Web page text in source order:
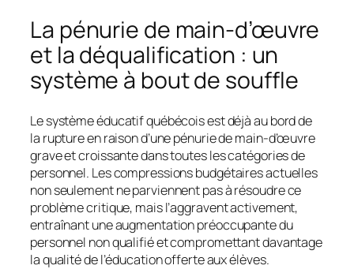
La pénurie de main-d’œuvre
et la déqualification : un
système à bout de souffle
Le système éducatif québécois est déjà au bord de
la rupture en raison d’une pénurie de main-d’œuvre
grave et croissante dans toutes les catégories de
personnel. Les compressions budgétaires actuelles
non seulement ne parviennent pas à résoudre ce
problème critique, mais l’aggravent activement,
entraînant une augmentation préoccupante du
personnel non qualifié et compromettant davantage
la qualité de l’éducation offerte aux élèves.